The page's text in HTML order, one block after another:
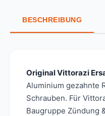
BESCHREIBUNG
Original Vittorazi
Aluminium gezahnte
Schrauben. Für
Baugruppe Zündung